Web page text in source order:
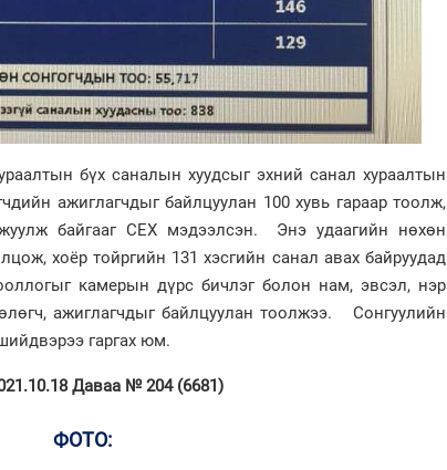
бүх саналын хуудсыг эхний санал хураалтын
ажиглагчдыг байлцуулан 100 хувь гараар тоолж,
байгааг СЕХ мэдээлсэн. Энэ удаагийн нөхөн
хоёр тойргийн 131 хэсгийн санал авах байруудад
камерын дүрс бичлэг болон нам, эвсэл, нэр
ажиглагчдыг байлцуулан тоолжээ. Сонгуулийн
гаргах юм.
Даваа № 204 (6681)
ФОТО: